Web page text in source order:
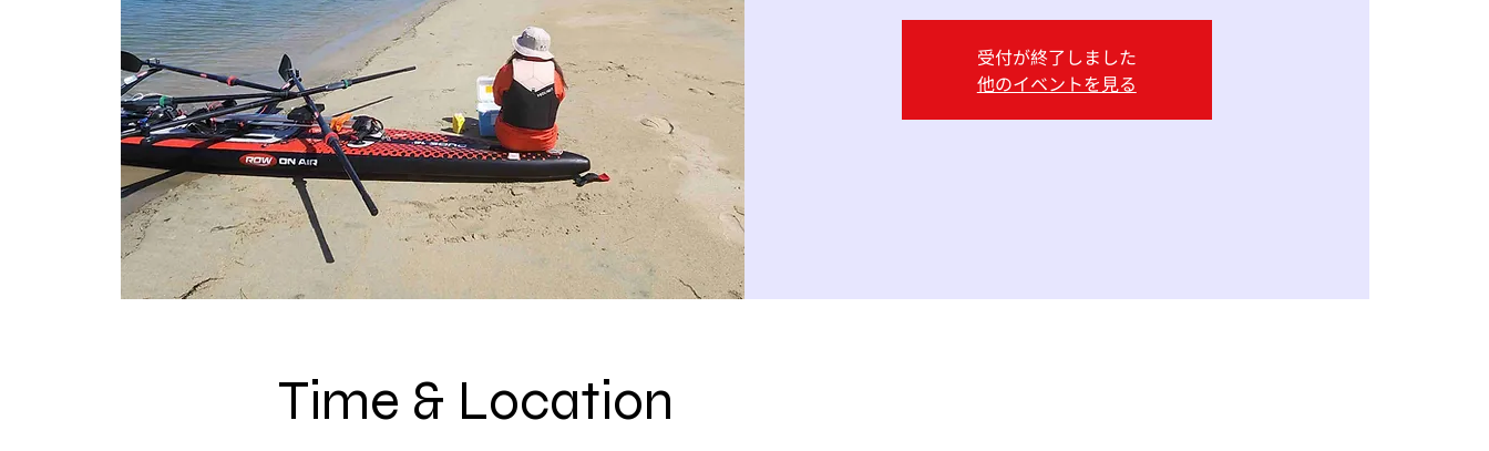
受付が終了しました
他のイベントを見る
Time & Location